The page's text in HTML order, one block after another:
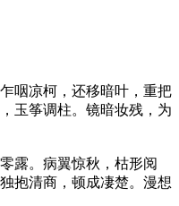
咽凉柯，还移暗叶，重把
玉筝调柱。镜暗妆残，为
露。病翼惊秋，枯形阅
抱清商，顿成凄楚。漫想